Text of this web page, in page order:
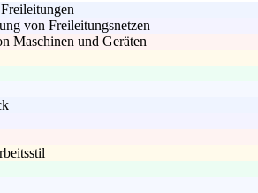
von Freileitungsnetzen
Maschinen und Geräten